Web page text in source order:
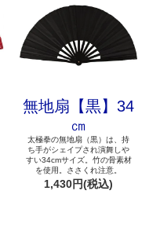
無地扇【黒】34
㎝
太極拳の無地扇（黒）は、持
ち手がシェイプされ演舞しや
すい34cmサイズ。竹の骨素材
を使用。ささくれ注意。
1,430円(税込)